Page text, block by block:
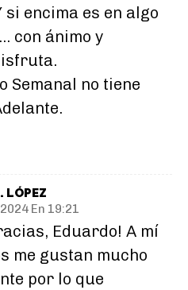
si encima es en algo
con ánimo y
Semanal no tiene
LÓPEZ
En 19:21
Eduardo! A mí
me gustan mucho
por lo que